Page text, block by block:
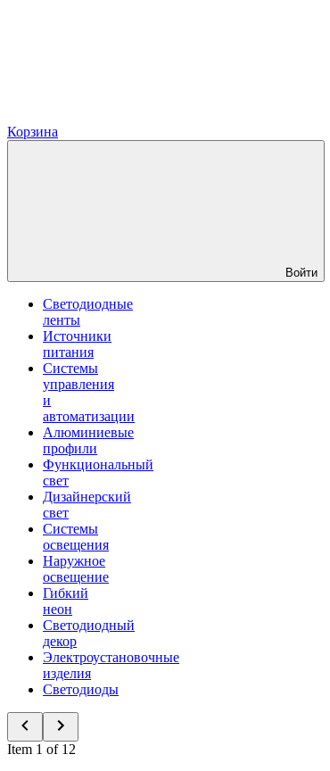
Корзина
Войти
Светодиодные
ленты
Источники
питания
Системы
управления
и
автоматизации
Алюминиевые
профили
Функциональный
свет
Дизайнерский
свет
Системы
освещения
Наружное
освещение
Гибкий
неон
Светодиодный
декор
Электроустановочные
изделия
Светодиоды
Item 1 of 12